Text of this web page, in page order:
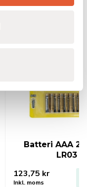
Batteri AAA
LR03
123,75 kr
Inkl. moms